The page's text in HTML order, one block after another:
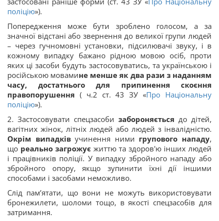
поліцію»).
Попередження може бути зроблено голосом, а за
значної відстані або звернення до великої групи людей
– через гучномовні установки, підсилювачі звуку, і в
кожному випадку бажано рідною мовою осіб, проти
яких ці засоби будуть застосовуватись, та українською і
російською мовамине менше як два рази з наданням
часу, достатнього для припинення скоєння
правопорушення ( ч.2 ст. 43 ЗУ «Про Національну
поліцію»).
2. Застосовувати спецзасоби забороняється до дітей,
вагітних жінок, літніх людей або людей з інвалідністю.
Окрім випадківучинення ними групового нападу,
що реально загрожує життю та здоров'ю інших людей
і працівників поліції. У випадку збройного нападу або
збройного опору, якщо зупинити їхні дії іншими
способами і засобами неможливо.
Слід пам’ятати, що вони не можуть використовувати
бронежилети, шоломи тощо, в якості спецзасобів для
затримання.